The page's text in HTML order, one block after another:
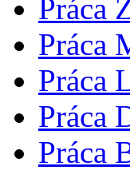
Práca
Práca
Práca
Práca
Práca